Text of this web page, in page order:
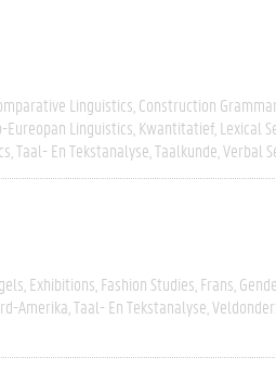
Linguistics Construction Grammar
Eureopan Linguistics Kwantitatief Lexical
Taal- En Tekstanalyse Taalkunde Verbal
Exhibitions Fashion Studies Frans
Amerika Taal- En Tekstanalyse